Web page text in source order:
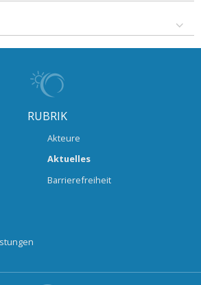
RUBRIK
Akteure
Aktuelles
Barrierefreiheit